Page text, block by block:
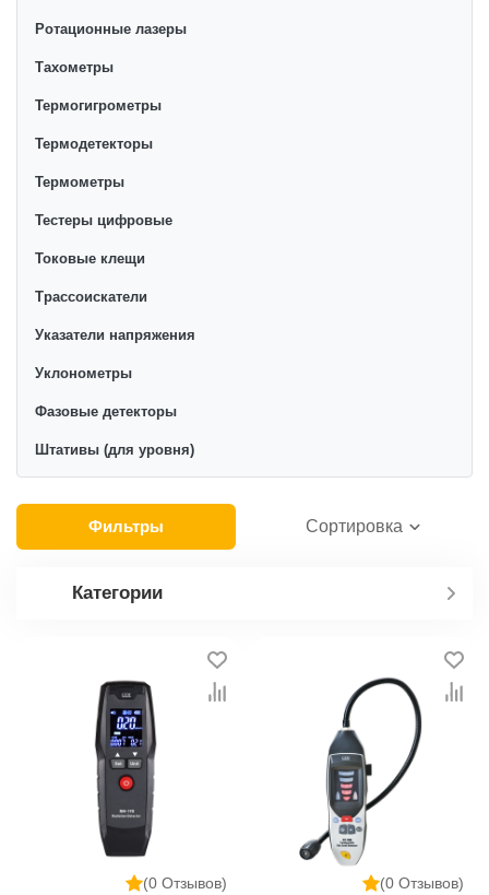
Ротационные лазеры
Тахометры
Термогигрометры
Термодетекторы
Термометры
Тестеры цифровые
Токовые клещи
Трассоискатели
Указатели напряжения
Уклонометры
Фазовые детекторы
Штативы (для уровня)
Фильтры Сортировка
Категории
(0 Отзывов) (0 Отзывов)